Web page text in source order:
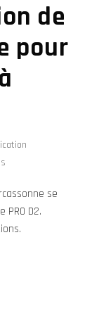
de
pour
se
D2.